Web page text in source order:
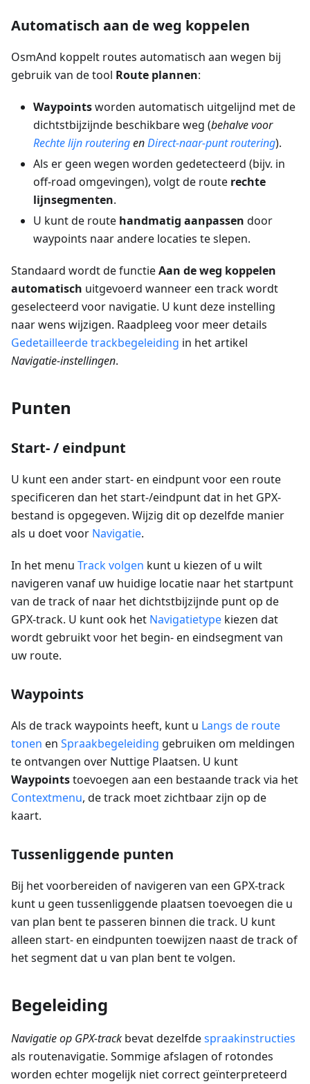
Automatisch aan de weg koppelen
OsmAnd koppelt routes automatisch aan wegen bij
gebruik van de tool Route plannen:
Waypointsworden automatisch uitgelijnd met de
dichtstbijzijnde beschikbare weg (behalve voor
Rechte lijn routeringenDirect-naar-punt routering).
Als er geen wegen worden gedetecteerd (bijv. in
off-road omgevingen), volgt de route rechte
lijnsegmenten.
U kunt de route handmatig aanpassen door
waypoints naar andere locaties te slepen.
Standaard wordt de functieAan de weg koppelen
automatisch uitgevoerd wanneer een track wordt
geselecteerd voor navigatie. U kunt deze instelling
naar wens wijzigen. Raadpleeg voor meer details
Gedetailleerde trackbegeleiding in het artikel
Navigatie-instellingen.
Punten
Start- / eindpunt
U kunt een ander start- en eindpunt voor een route
specificeren dan het start-/eindpunt dat in het GPX-
bestand is opgegeven. Wijzig dit op dezelfde manier
als u doet voor Navigatie.
In het menu Track volgen kunt u kiezen of u wilt
navigeren vanaf uw huidige locatie naar het startpunt
van de track of naar het dichtstbijzijnde punt op de
GPX-track. U kunt ook het Navigatietype kiezen dat
wordt gebruikt voor het begin- en eindsegment van
uw route.
Waypoints
Als de track waypoints heeft, kunt u Langs de route
tonen en Spraakbegeleiding gebruiken om meldingen
te ontvangen over Nuttige Plaatsen. U kunt
Waypointstoevoegen aan een bestaande track via het
Contextmenu, de track moet zichtbaar zijn op de
kaart.
Tussenliggende punten
Bij het voorbereiden of navigeren van een GPX-track
kunt u geen tussenliggende plaatsen toevoegen die u
van plan bent te passeren binnen die track. U kunt
alleen start- en eindpunten toewijzen naast de track of
het segment dat u van plan bent te volgen.
Begeleiding
Navigatie op GPX-track bevat dezelfdespraakinstructies
als routenavigatie. Sommige afslagen of rotondes
worden echter mogelijk niet correct geïnterpreteerd